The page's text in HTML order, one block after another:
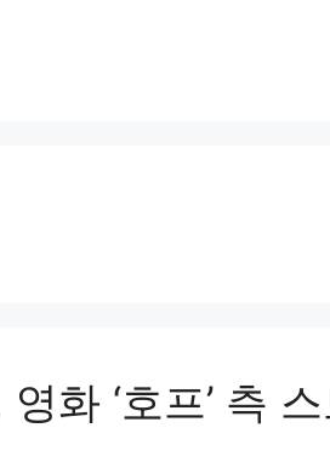
화 ‘호프’ 측 스